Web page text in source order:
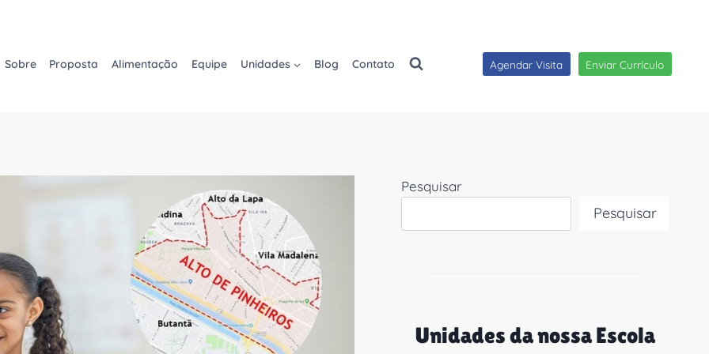
Sobre Proposta Alimentação Equipe Unidades Blog Contato Agendar Visita Enviar Currículo
Pesquisar
Pesquisar
Unidades da nossa Escola